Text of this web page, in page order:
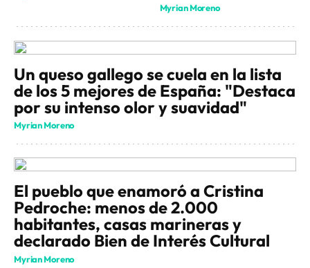
Myrian Moreno
Un queso gallego se cuela en la lista
de los 5 mejores de España: "Destaca
por su intenso olor y suavidad"
Myrian Moreno
El pueblo que enamoró a Cristina
Pedroche: menos de 2.000
habitantes, casas marineras y
declarado Bien de Interés Cultural
Myrian Moreno